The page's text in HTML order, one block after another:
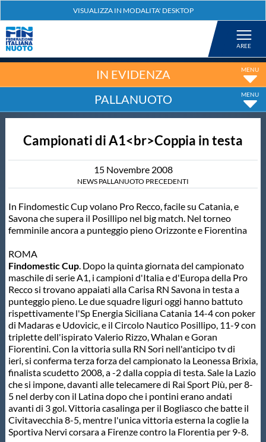
Nuoto
Tuffi
Artistico
Fondo
Salvamento
Master
Formazione
GUG
Scuole Nuoto
Propaganda
IN EVIDENZA
PALLANUOTO
Campionati di A1<br>Coppia in testa
15 Novembre 2008
NEWS PALLANUOTO PRECEDENTI
In Findomestic Cup volano Pro Recco, facile su Catania, e
Savona che supera il Posillipo nel big match. Nel torneo
femminile ancora a punteggio pieno Orizzonte e Fiorentina
ROMA
Findomestic Cup. Dopo la quinta giornata del campionato
maschile di serie A1, i campioni d'Italia e d'Europa della Pro
Recco si trovano appaiati alla Carisa RN Savona in testa a
punteggio pieno. Le due squadre liguri oggi hanno battuto
rispettivamente l'Sp Energia Siciliana Catania 14-4 con poker
di Madaras e Udovicic, e il Circolo Nautico Posillipo, 11-9 con
triplette dell'ispirato Valerio Rizzo, Whalan e Goran
Fiorentini. Con la vittoria sulla RN Sori nell'anticipo tv di
ieri, si conferma terza forza del campionato la Leonessa Brixia,
finalista scudetto 2008, a -2 dalla coppia di testa. Sale la Lazio
che si impone, davanti alle telecamere di Rai Sport Più, per 8-
5 nel derby con il Latina dopo che i pontini erano andati
avanti di 3 gol. Vittoria casalinga per il Bogliasco che batte il
Civitavecchia 8-5, mentre l'unica vittoria esterna la coglie la
Sportiva Nervi corsara a Firenze contro la Florentia per 9-8.